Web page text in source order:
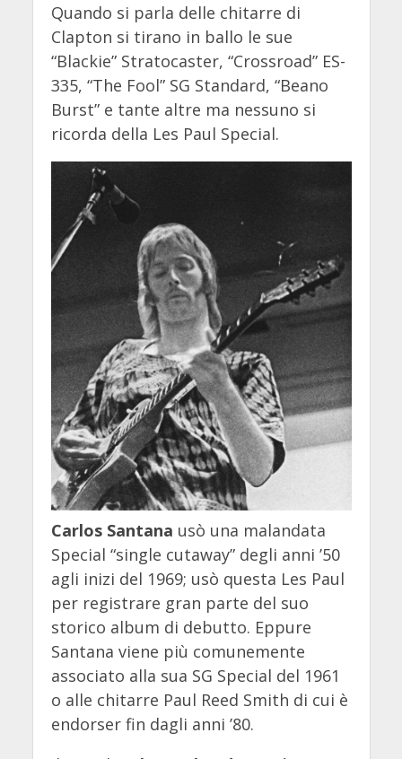
Quando si parla delle chitarre di
Clapton si tirano in ballo le sue
“Blackie” Stratocaster, “Crossroad” ES-
335, “The Fool” SG Standard, “Beano
Burst” e tante altre ma nessuno si
ricorda della Les Paul Special.
Carlos Santana usò una malandata
Special “single cutaway” degli anni ’50
agli inizi del 1969; usò questa Les Paul
per registrare gran parte del suo
storico album di debutto. Eppure
Santana viene più comunemente
associato alla sua SG Special del 1961
o alle chitarre Paul Reed Smith di cui è
endorser fin dagli anni ’80.